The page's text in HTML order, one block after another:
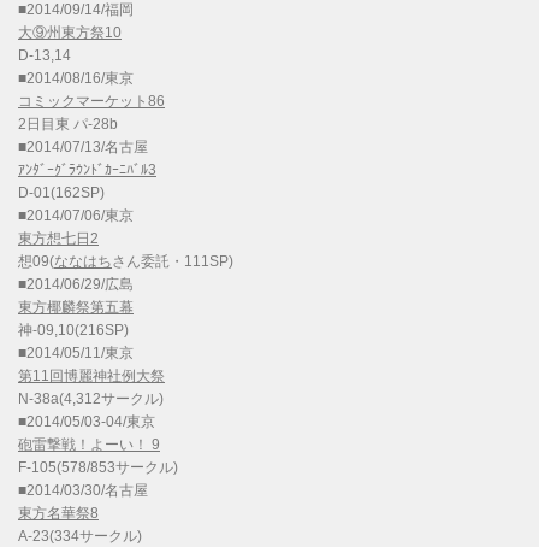
■2014/09/14/福岡
大⑨州東方祭10
D-13,14
■2014/08/16/東京
コミックマーケット86
2日目東 パ-28b
■2014/07/13/名古屋
ｱﾝﾀﾞｰｸﾞﾗｳﾝﾄﾞｶｰﾆﾊﾞﾙ3
D-01(162SP)
■2014/07/06/東京
東方想七日2
想09(ななはちさん委託・111SP)
■2014/06/29/広島
東方椰麟祭第五幕
神-09,10(216SP)
■2014/05/11/東京
第11回博麗神社例大祭
N-38a(4,312サークル)
■2014/05/03-04/東京
砲雷撃戦！よーい！ 9
F-105(578/853サークル)
■2014/03/30/名古屋
東方名華祭8
A-23(334サークル)